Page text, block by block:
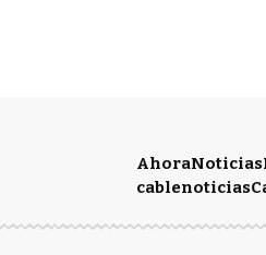
AhoraNoticias
cablenoticias